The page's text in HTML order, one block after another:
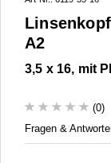
A2
3,5 x 16, mit
(0)
Fragen &